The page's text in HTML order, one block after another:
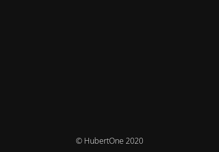
© HubertOne 2020